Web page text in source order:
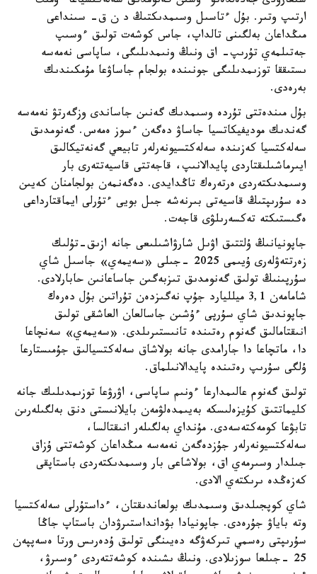
ارتىپ وتىر. بۇل ءتاسىل وسىمدىكتىڭ د ن ق- سىنداعى
مىڭداعان بەلگىنى تالداپ، جاس كوشەت تولىق ءوسىپ
جەتىلمەي تۇرىپ- اق ونىڭ ونىمدىلىگى، ساپاسى نەمەسە
ىستىققا توزىمدىلىگى جونىندە بولجام جاساۋعا مۇمكىندىك
بەرەدى.
بۇل مىندەتتى تۇردە وسىمدىك گەنىن جاساندى وزگەرتۋ نەمەسە
گەندىك موديفيكاتسيا جاساۋ دەگەن ءسوز ەمەس. گەنومدىق
سەلەكتسيا كەزىندە سەلەكتسيونەرلەر تابيعي گەنەتيكالىق
ايىرماشىلىقتاردى پايدالانىپ، قاجەتتى قاسيەتتەرى بار
وسىمدىكتەردى ەرتەرەك تاڭدايدى. دەگەنمەن بولجامنان كەيىن
دە سۇرىپتىڭ قاسيەتى بىرنەشە جىل بويى ءتۇرلى ايماقتارداعى
ەگىستىكتە تەكسەرىلۋى قاجەت.
جاپونيانىڭ ۇلتتىق اۋىل شارۋاشىلىعى جانە ازىق-تۇلىك
زەرتتەۋلەرى ۇيىمى 2025 -جىلى «سەيمەي» جاسىل شاي
سۇرپىنىڭ تولىق گەنومدىق تىزبەگىن جاساعانىن حابارلادى.
شامامەن 3,1 ميلليارد جۇپ نەگىزدەن تۇراتىن بۇل دەرەك
جاپوندىق شاي سۇرپى ءۇشىن جاسالعان العاشقى تولىق
انىقتامالىق گەنوم رەتىندە تانىستىرىلدى. «سەيمەي» سەنچاعا
دا، ماتچاعا دا جارامدى جانە بولاشاق سەلەكتسيالىق جۇمىستارعا
ۇلگى سۇرىپ رەتىندە پايدالانىلماق.
تولىق گەنوم عالىمدارعا ءونىم ساپاسى، اۋرۋعا توزىمدىلىك جانە
كليماتتىق كۇيزەلىسكە بەيىمدەلۋمەن بايلانىستى دنق بەلگىلەرىن
تابۋعا كومەكتەسەدى. مۇنداي بەلگىلەر انىقتالسا،
سەلەكتسيونەرلەر جۇزدەگەن نەمەسە مىڭداعان كوشەتتى ۇزاق
جىلدار وسىرمەي اق، بولاشاعى بار وسىمدىكتەردى باستاپقى
كەزەڭدە ىرىكتەي الادى.
شاي كوپجىلدىق وسىمدىك بولعاندىقتان، ءداستۇرلى سەلەكتسيا
وتە باياۋ جۇرەدى. جاپونيادا بۋدانداستىرۋدان باستاپ جاڭا
سۇرىپتى رەسمي تىركەۋگە دەيىنگى تولىق ۇدەرىس ورتا ەسەپپەن
25 -جىلعا سوزىلادى. ونىڭ ىشىندە كوشەتتەردى ءوسىرۋ،